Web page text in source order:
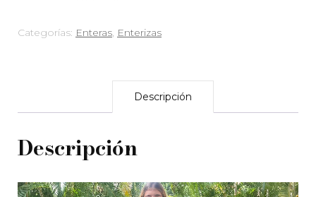
Categorías: Enteras, Enterizas
Descripción
Descripción
Reproductor